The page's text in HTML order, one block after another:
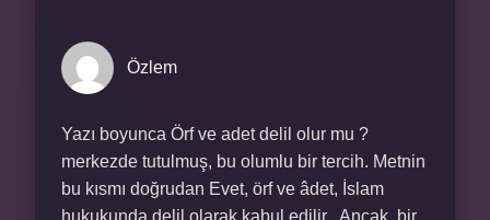
Özlem
Yazı boyunca Örf ve adet delil olur mu ?
merkezde tutulmuş, bu olumlu bir tercih. Metnin
bu kısmı doğrudan Evet, örf ve âdet, İslam
hukukunda delil olarak kabul edilir . Ancak, bir